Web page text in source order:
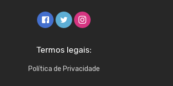
Termos legais:
Política de Privacidade